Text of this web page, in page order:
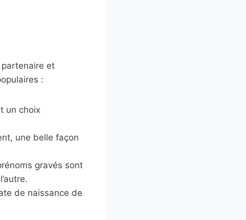
et
:
un choix
une belle façon
gravés sont
de naissance de